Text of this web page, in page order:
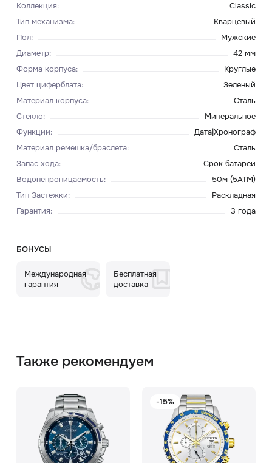
Коллекция:
Classic
Тип механизма:
Кварцевый
Пол:
Мужские
Диаметр:
42 мм
Форма корпуса:
Круглые
Цвет циферблата:
Зеленый
Материал корпуса:
Сталь
Стекло:
Минеральное
Функции:
Дата|Хронограф
Материал ремешка/браслета:
Сталь
Запас хода:
Срок батареи
Водонепроницаемость:
50м (5ATM)
Тип Застежки:
Раскладная
Гарантия: 3 года
БОНУСЫ
Международная
гарантия
Бесплатная
доставка
Также рекомендуем
-15%